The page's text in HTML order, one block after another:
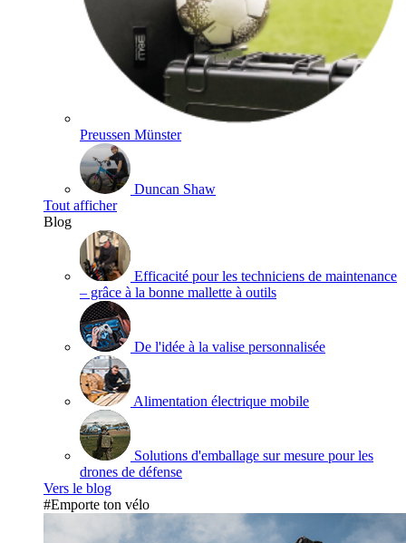
Preussen Münster
Duncan Shaw
Tout afficher
Blog
Efficacité pour les techniciens de maintenance
– grâce à la bonne mallette à outils
De l'idée à la valise personnalisée
Alimentation électrique mobile
Solutions d'emballage sur mesure pour les
drones de défense
Vers le blog
#Emporte ton vélo